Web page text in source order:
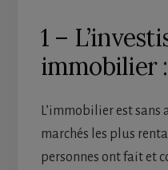
1 –
immobilier :
L’immobilier est sans
marchés les plus
personnes ont fait et